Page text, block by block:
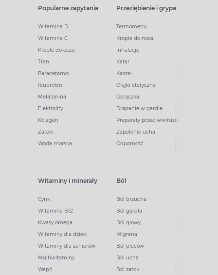
Popularne zapytania
Witamina D
Witamina C
Krople do oczu
Tran
Paracetamol
Ibuprofen
Melatonina
Elektrolity
Kolagen
Zatoki
Woda morska
Przeziębienie i grypa
Termometry
Krople do nosa
Inhalacje
Katar
Kaszel
Olejki eteryczne
Gorączka
Drapanie w gardle
Preparaty przeciwwirusowe
Zapalenie ucha
Odporność
Witaminy i minerały
Cynk
Witamina B12
Kwasy omega
Witaminy dla dzieci
Witaminy dla seniorów
Multiwitaminy
Wapń
Ból
Ból brzucha
Ból gardła
Ból głowy
Migrena
Ból pleców
Ból ucha
Ból zatok